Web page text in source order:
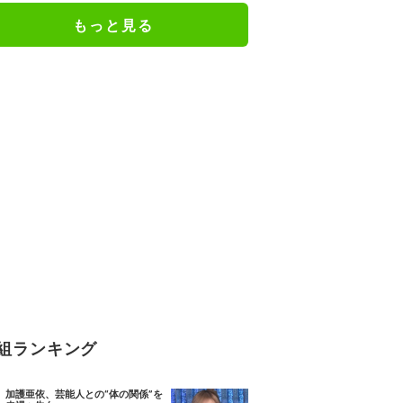
もっと見る
ランキング
加護亜依、芸能人との“体の関係”を